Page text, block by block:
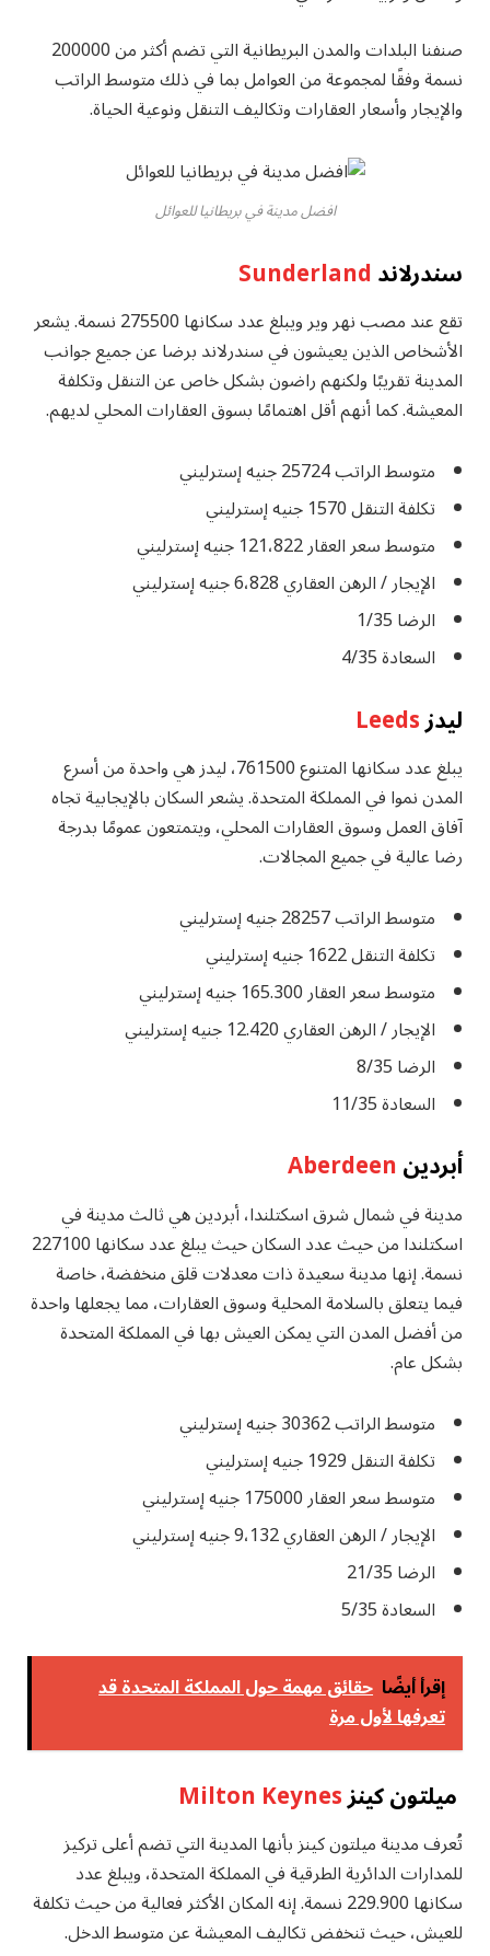
صنفنا البلدات والمدن البريطانية التي تضم أكثر من 200000
نسمة وفقًا لمجموعة من العوامل بما في ذلك متوسط ​​الراتب
والإيجار وأسعار العقارات وتكاليف التنقل ونوعية الحياة.
افضل مدينة في بريطانيا للعوائل
سندرلاندSunderland
تقع عند مصب نهر وير ويبلغ عدد سكانها 275500 نسمة. يشعر
الأشخاص الذين يعيشون في سندرلاند برضا عن جميع جوانب
المدينة تقريبًا ولكنهم راضون بشكل خاص عن التنقل وتكلفة
المعيشة. كما أنهم أقل اهتمامًا بسوق العقارات المحلي لديهم.
متوسط ​​الراتب 25724 جنيه إسترليني
تكلفة التنقل 1570 جنيه إسترليني
متوسط ​​سعر العقار 121،822 جنيه إسترليني
الإيجار / الرهن العقاري 6،828 جنيه إسترليني
الرضا 1/35
السعادة 4/35
ليدزLeeds
يبلغ عدد سكانها المتنوع 761500، ليدز هي واحدة من أسرع
المدن نموا في المملكة المتحدة. يشعر السكان بالإيجابية تجاه
آفاق العمل وسوق العقارات المحلي، ويتمتعون عمومًا بدرجة
رضا عالية في جميع المجالات.
متوسط ​​الراتب 28257 جنيه إسترليني
تكلفة التنقل 1622 جنيه إسترليني
متوسط ​​سعر العقار 165.300 جنيه إسترليني
الإيجار / الرهن العقاري 12.420 جنيه إسترليني
الرضا 8/35
السعادة 11/35
أبردينAberdeen
مدينة في شمال شرق اسكتلندا، أبردين هي ثالث مدينة في
اسكتلندا من حيث عدد السكان حيث يبلغ عدد سكانها 227100
نسمة. إنها مدينة سعيدة ذات معدلات قلق منخفضة، خاصة
فيما يتعلق بالسلامة المحلية وسوق العقارات، مما يجعلها واحدة
من أفضل المدن التي يمكن العيش بها في المملكة المتحدة
بشكل عام.
متوسط ​​الراتب 30362 جنيه إسترليني
تكلفة التنقل 1929 جنيه إسترليني
متوسط ​​سعر العقار 175000 جنيه إسترليني
الإيجار / الرهن العقاري 9،132 جنيه إسترليني
الرضا 21/35
السعادة 5/35
إقرأ أيضًا حقائق مهمة حول المملكة المتحدة قد
تعرفها لأول مرة
ميلتون كينزMilton Keynes
تُعرف مدينة ميلتون كينز بأنها المدينة التي تضم أعلى تركيز
للمدارات الدائرية الطرقية في المملكة المتحدة، ويبلغ عدد
سكانها 229.900 نسمة. إنه المكان الأكثر فعالية من حيث تكلفة
للعيش، حيث تنخفض تكاليف المعيشة عن متوسط ​​الدخل.